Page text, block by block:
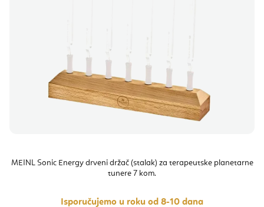
MEINL Sonic Energy drveni držač (stalak) za terapeutske planetarne
tunere 7 kom.
Isporučujemo u roku od 8-10 dana